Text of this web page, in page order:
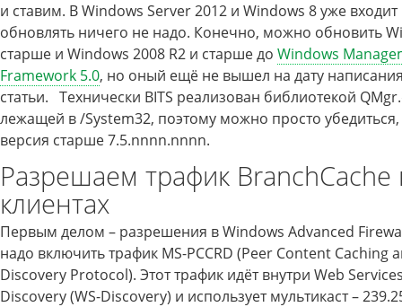
и ставим. В Windows Server 2012 и Windows 8 уже входит
обновлять ничего не надо. Конечно, можно обновить
старше и Windows 2008 R2 и старше до Windows
Framework 5.0, но оный ещё не вышел на дату
статьи. Технически BITS реализован библиотекой
лежащей в /System32, поэтому можно просто убедиться,
версия старше 7.5.nnnn.nnnn.
Разрешаем трафик BranchCache
клиентах
Первым делом – разрешения в Windows Advanced
надо включить трафик MS-PCCRD (Peer Content Caching
Discovery Protocol). Этот трафик идёт внутри Web
Discovery (WS-Discovery) и использует мультикаст –